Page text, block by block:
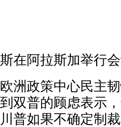
斯在阿拉斯加举行会
欧洲政策中心民主
到双普的顾虑表示
川普如果不确定制